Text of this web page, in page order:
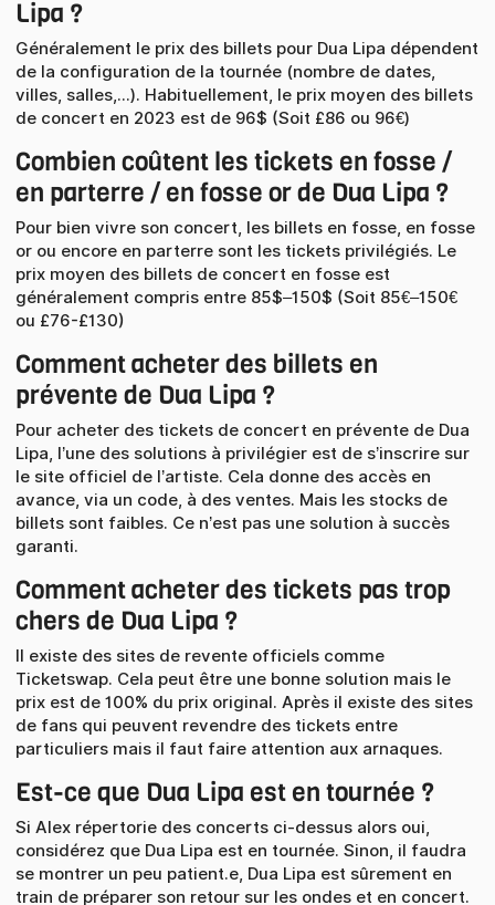
Lipa ?
Généralement le prix des billets pour Dua Lipa dépendent
de la configuration de la tournée (nombre de dates,
villes, salles,...). Habituellement, le prix moyen des billets
de concert en 2023 est de 96$ (Soit £86 ou 96€)
Combien coûtent les tickets en fosse /
en parterre / en fosse or de Dua Lipa ?
Pour bien vivre son concert, les billets en fosse, en fosse
or ou encore en parterre sont les tickets privilégiés. Le
prix moyen des billets de concert en fosse est
généralement compris entre 85$–150$ (Soit 85€–150€
ou £76-£130)
Comment acheter des billets en
prévente de Dua Lipa ?
Pour acheter des tickets de concert en prévente de Dua
Lipa, l’une des solutions à privilégier est de s’inscrire sur
le site officiel de l’artiste. Cela donne des accès en
avance, via un code, à des ventes. Mais les stocks de
billets sont faibles. Ce n’est pas une solution à succès
garanti.
Comment acheter des tickets pas trop
chers de Dua Lipa ?
Il existe des sites de revente officiels comme
Ticketswap. Cela peut être une bonne solution mais le
prix est de 100% du prix original. Après il existe des sites
de fans qui peuvent revendre des tickets entre
particuliers mais il faut faire attention aux arnaques.
Est-ce que Dua Lipa est en tournée ?
Si Alex répertorie des concerts ci-dessus alors oui,
considérez que Dua Lipa est en tournée. Sinon, il faudra
se montrer un peu patient.e, Dua Lipa est sûrement en
train de préparer son retour sur les ondes et en concert.